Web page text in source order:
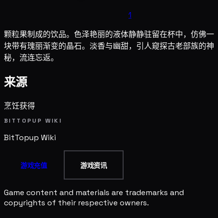
1
颗粒果制成的饮品。色泽艳丽的液体静静驻留在杯中，仿佛一
块带有瑰丽渐变的晶石。淡香与幽甜，引人窥探古老部族的神
秘，流连忘返。
来源
烹饪获得
BITTOPUP WIKI
BitTopup Wiki
游戏充值 游戏资讯
Game content and materials are trademarks and
copyrights of their respective owners.